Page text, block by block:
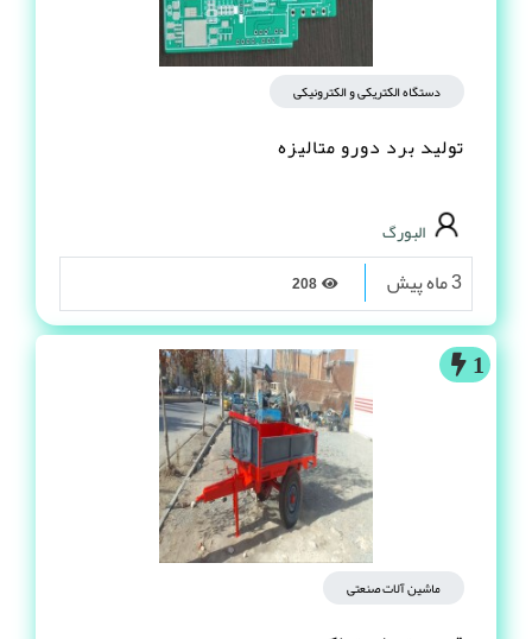
دستگاه الکتریکی و الکترونیکی
تولید برد دورو متالیزه
208